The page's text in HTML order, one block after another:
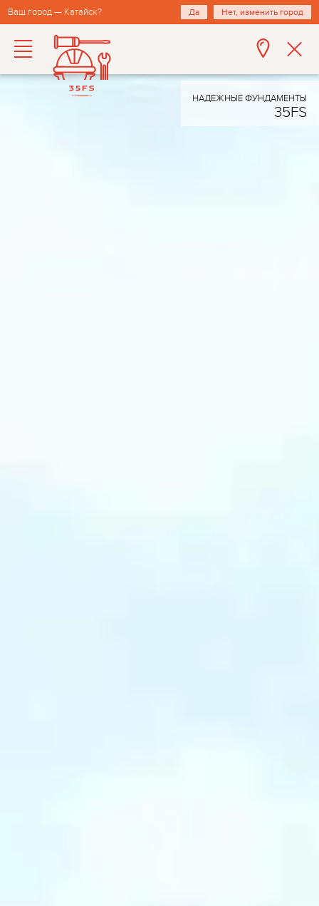
Ваш город — Катайск? Да Нет, изменить город
НАДЕЖНЫЕ ФУНДАМЕНТЫ
35FS